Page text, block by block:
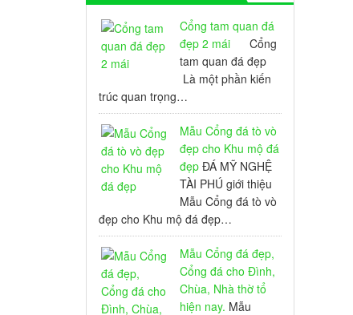
Cổng tam quan đá
đẹp 2 mái Cổng
tam quan đá đẹp
Là một phần kiến
trúc quan trọng…
Mẫu Cổng đá tò vò
đẹp cho Khu mộ đá
đẹp ĐÁ MỸ NGHỆ
TÀI PHÚ giới thiệu
Mẫu Cổng đá tò vò
đẹp cho Khu mộ đá đẹp…
Mẫu Cổng đá đẹp,
Cổng đá cho Đình,
Chùa, Nhà thờ tổ
hiện nay. Mẫu